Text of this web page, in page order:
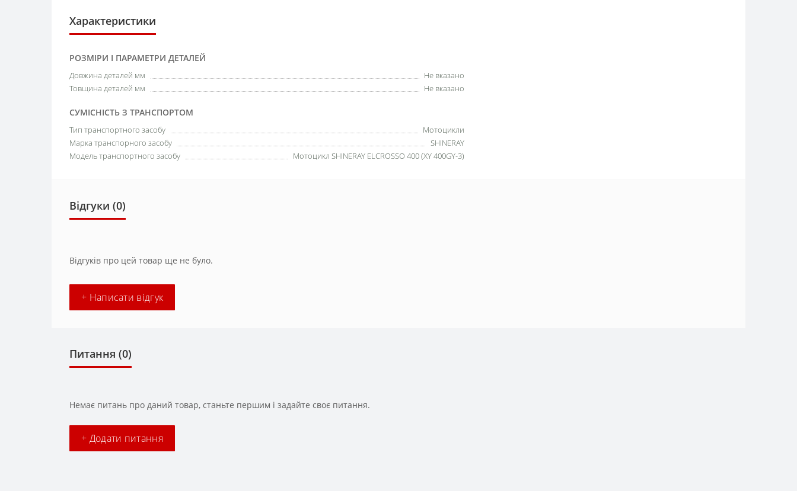
Характеристики
РОЗМІРИ І ПАРАМЕТРИ ДЕТАЛЕЙ
Довжина деталей мм
Не вказано
Товщина деталей мм
Не вказано
СУМІСНІСТЬ З ТРАНСПОРТОМ
Тип транспортного засобу
Мотоцикли
Марка транспорного засобу
SHINERAY
Модель транспортного засобу
Мотоцикл SHINERAY ELCROSSO 400 (XY 400GY-3)
Відгуки (0)
Відгуків про цей товар ще не було.
+ Написати відгук
Питання (0)
Немає питань про даний товар, станьте першим і задайте своє питання.
+ Додати питання